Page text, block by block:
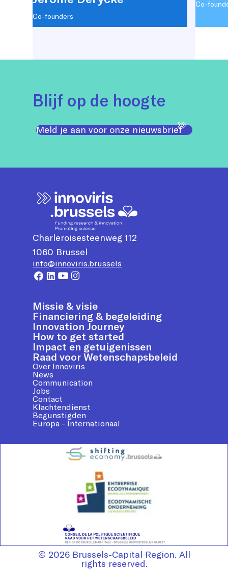
Co-founders
Co-
Blijf op de hoogte
Meld je aan voor onze nieuwsbrief
Charleroisesteenweg 112
1060 Brussel
info@innoviris.brussels
Missie & visie
Financiering & begeleiding
Innovation Journey
How to get started
Impact en getuigenissen
Raad voor Wetenschapsbeleid
Over Innoviris
News
Communication
Jobs
Contact
Klachtendienst
Begunstigden
Europa - Internationaal
© 2026 Brussels-Capital Region. All
rights reserved.